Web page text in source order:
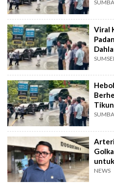
Viral
SUMSEL
NEWS